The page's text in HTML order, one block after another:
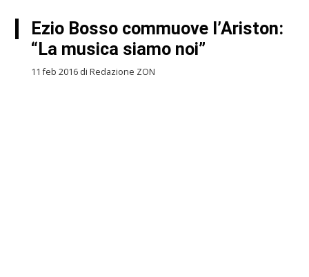
Ezio Bosso commuove l’Ariston:
“La musica siamo noi”
11 feb 2016 di Redazione ZON